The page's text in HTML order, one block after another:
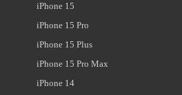
iPhone 15
iPhone 15 Pro
iPhone 15 Plus
iPhone 15 Pro Max
iPhone 14